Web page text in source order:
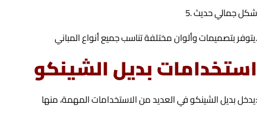
5. شكل جمالي حديث
يتوفر بتصميمات وألوان مختلفة تناسب جميع أنواع المباني.
استخدامات بديل الشينكو
يدخل بديل الشينكو في العديد من الاستخدامات المهمة، منها: